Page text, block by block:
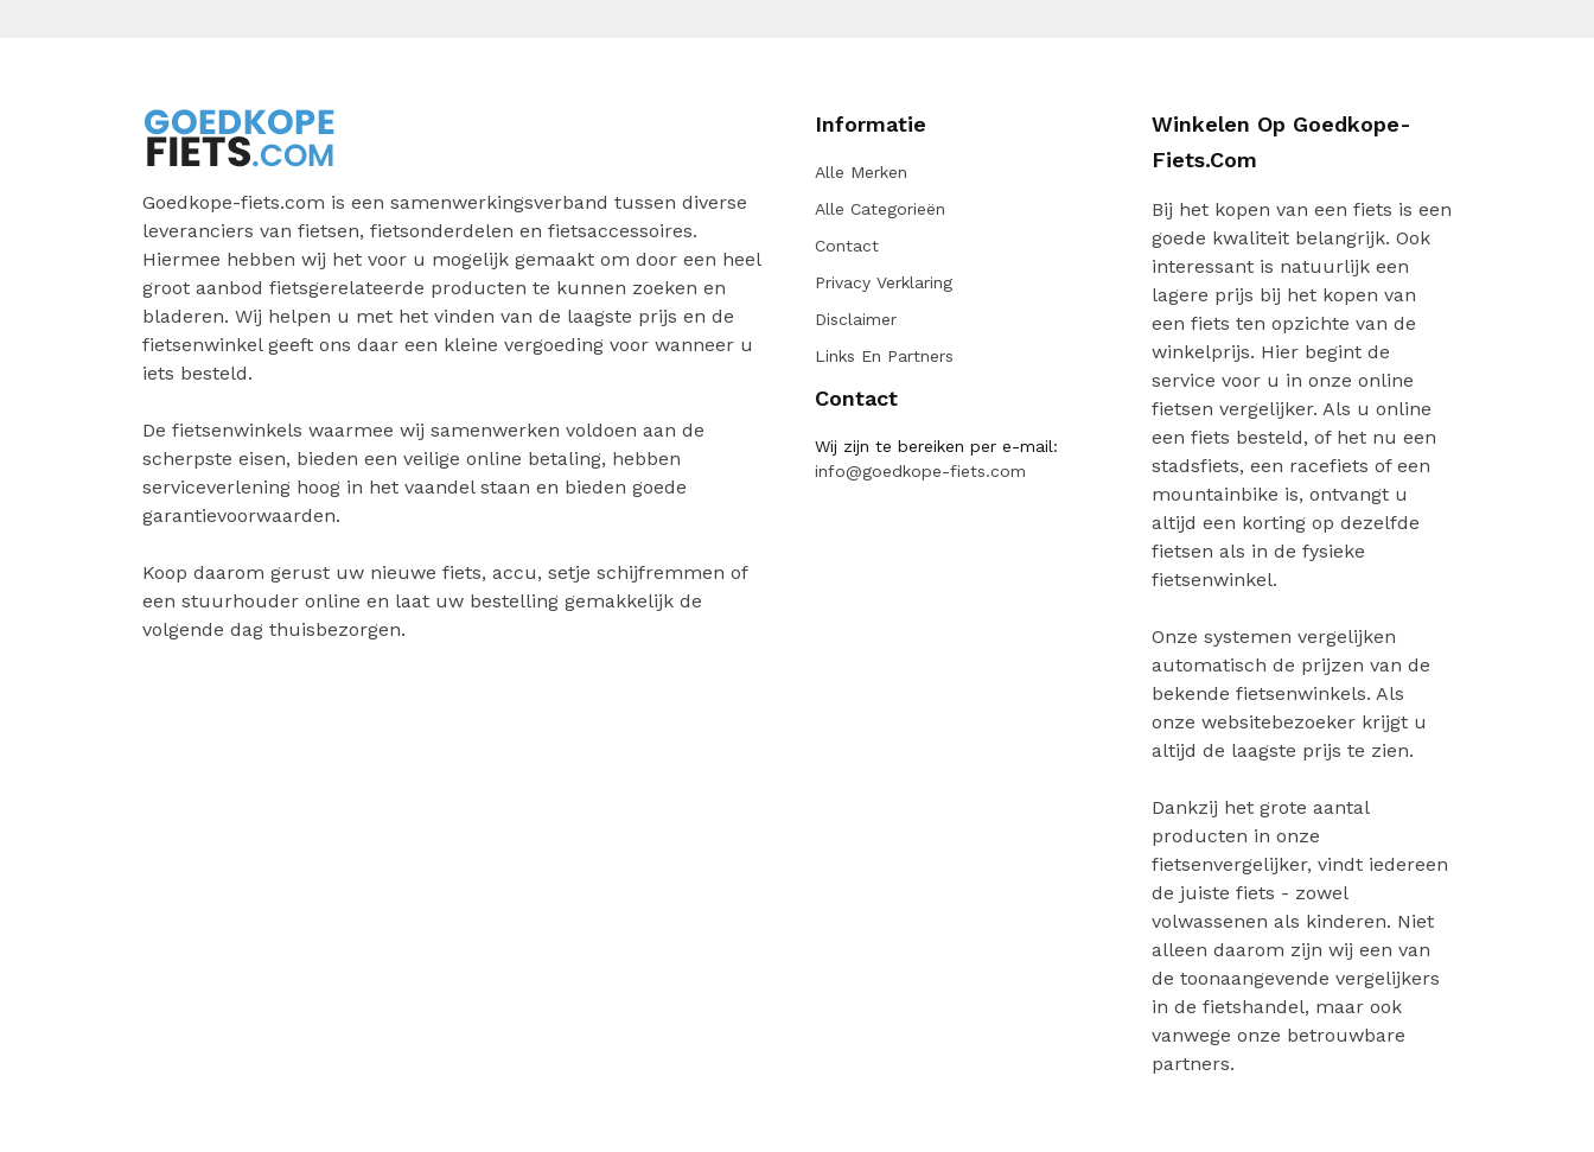
Goedkope-fiets.com is een samenwerkingsverband tussen diverse
leveranciers van fietsen, fietsonderdelen en fietsaccessoires.
Hiermee hebben wij het voor u mogelijk gemaakt om door een heel
groot aanbod fietsgerelateerde producten te kunnen zoeken en
bladeren. Wij helpen u met het vinden van de laagste prijs en de
fietsenwinkel geeft ons daar een kleine vergoeding voor wanneer u
iets besteld.
De fietsenwinkels waarmee wij samenwerken voldoen aan de
scherpste eisen, bieden een veilige online betaling, hebben
serviceverlening hoog in het vaandel staan en bieden goede
garantievoorwaarden.
Koop daarom gerust uw nieuwe fiets, accu, setje schijfremmen of
een stuurhouder online en laat uw bestelling gemakkelijk de
volgende dag thuisbezorgen.
Informatie
Alle Merken
Alle Categorieën
Contact
Privacy Verklaring
Disclaimer
Links En Partners
Contact
Wij zijn te bereiken per e-mail:
info@goedkope-fiets.com
Winkelen Op Goedkope-
Fiets.com
Bij het kopen van een fiets is een
goede kwaliteit belangrijk. Ook
interessant is natuurlijk een
lagere prijs bij het kopen van
een fiets ten opzichte van de
winkelprijs. Hier begint de
service voor u in onze online
fietsen vergelijker. Als u online
een fiets besteld, of het nu een
stadsfiets, een racefiets of een
mountainbike is, ontvangt u
altijd een korting op dezelfde
fietsen als in de fysieke
fietsenwinkel.
Onze systemen vergelijken
automatisch de prijzen van de
bekende fietsenwinkels. Als
onze websitebezoeker krijgt u
altijd de laagste prijs te zien.
Dankzij het grote aantal
producten in onze
fietsenvergelijker, vindt iedereen
de juiste fiets - zowel
volwassenen als kinderen. Niet
alleen daarom zijn wij een van
de toonaangevende vergelijkers
in de fietshandel, maar ook
vanwege onze betrouwbare
partners.